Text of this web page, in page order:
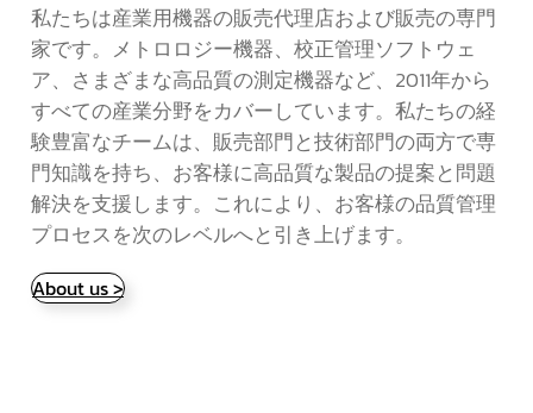
私たちは産業用機器の販売代理店および販売の専門
家です。メトロロジー機器、校正管理ソフトウェ
ア、さまざまな高品質の測定機器など、2011年から
すべての産業分野をカバーしています。私たちの経
験豊富なチームは、販売部門と技術部門の両方で専
門知識を持ち、お客様に高品質な製品の提案と問題
解決を支援します。これにより、お客様の品質管理
プロセスを次のレベルへと引き上げます。
About us >